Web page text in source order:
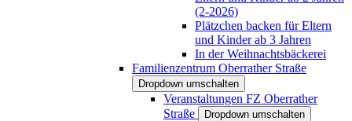
(2-2026)
Plätzchen backen für Eltern
und Kinder ab 3 Jahren
In der Weihnachtsbäckerei
Familienzentrum Oberrather Straße
Dropdown umschalten
Veranstaltungen FZ Oberrather
Straße
Dropdown umschalten